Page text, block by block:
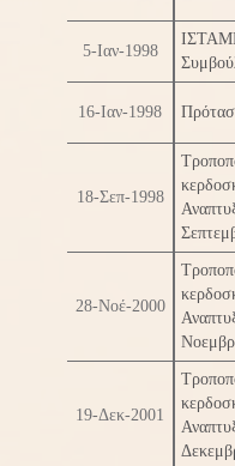
5-Ιαν-1998
16-Ιαν-1998
18-Σεπ-1998
28-Νοέ-2000
19-Δεκ-2001